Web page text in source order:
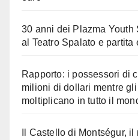
30 anni dei Plazma Youth
al Teatro Spalato e partita
Rapporto: i possessori di
milioni di dollari mentre gli
moltiplicano in tutto il
Il Castello di Montségur,